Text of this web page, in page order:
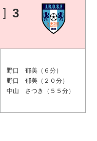
] 3
野口 郁美（６分）
野口 郁美（２０分）
中山 さつき（５５分）